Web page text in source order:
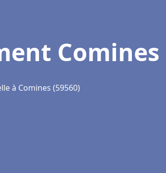
Comines
à Comines (59560)